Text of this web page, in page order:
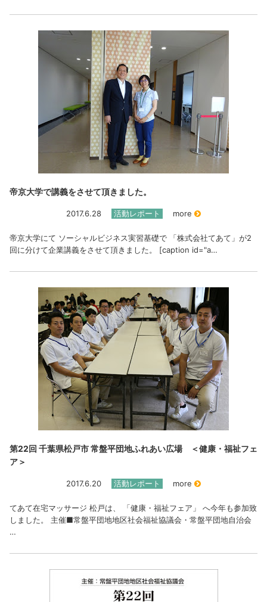
帝京大学で講義をさせて頂きました。
2017.6.28 活動レポート more
帝京大学にて ソーシャルビジネス実習基礎で 「株式会社てあて」が2
回に分けて企業講義をさせて頂きました。 [caption id="a…
第22回 千葉県松戸市 常盤平団地ふれあい広場 ＜健康・福祉フェ
ア＞
2017.6.20 活動レポート more
てあて在宅マッサージ 松戸は、 「健康・福祉フェア」 へ今年も参加致
しました。 主催■常盤平団地地区社会福祉協議会・常盤平団地自治会
…